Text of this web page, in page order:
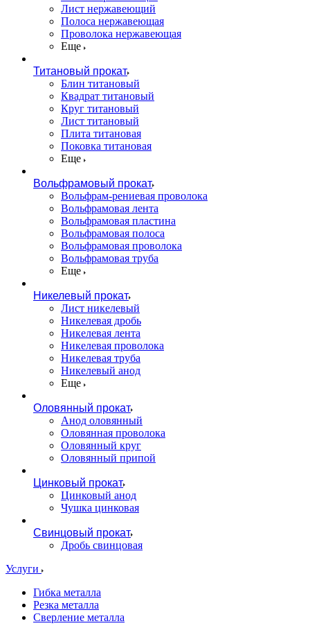
Лист нержавеющий
Полоса нержавеющая
Проволока нержавеющая
Еще
Титановый прокат
Блин титановый
Квадрат титановый
Круг титановый
Лист титановый
Плита титановая
Поковка титановая
Еще
Вольфрамовый прокат
Вольфрам-рениевая проволока
Вольфрамовая лента
Вольфрамовая пластина
Вольфрамовая полоса
Вольфрамовая проволока
Вольфрамовая труба
Еще
Никелевый прокат
Лист никелевый
Никелевая дробь
Никелевая лента
Никелевая проволока
Никелевая труба
Никелевый анод
Еще
Оловянный прокат
Анод оловянный
Оловянная проволока
Оловянный круг
Оловянный припой
Цинковый прокат
Цинковый анод
Чушка цинковая
Свинцовый прокат
Дробь свинцовая
Услуги
Гибка металла
Резка металла
Сверление металла